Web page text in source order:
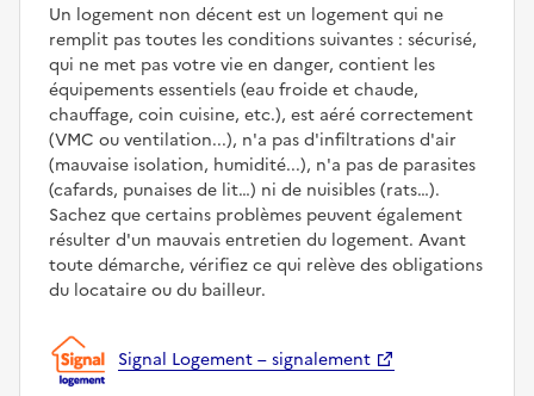
Un logement non décent est un logement qui ne
remplit pas toutes les conditions suivantes : sécurisé,
qui ne met pas votre vie en danger, contient les
équipements essentiels (eau froide et chaude,
chauffage, coin cuisine, etc.), est aéré correctement
(VMC ou ventilation...), n'a pas d'infiltrations d'air
(mauvaise isolation, humidité...), n'a pas de parasites
(cafards, punaises de lit…) ni de nuisibles (rats…).
Sachez que certains problèmes peuvent également
résulter d'un mauvais entretien du logement. Avant
toute démarche, vérifiez ce qui relève des obligations
du locataire ou du bailleur.
Signal Logement – signalement